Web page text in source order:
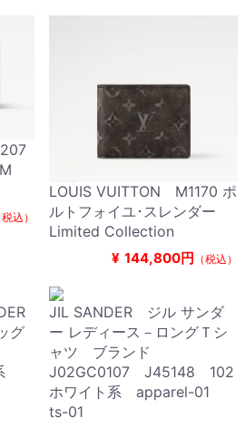
税込）
LOUIS VUITTON M1170 ポ
ルトフォイユ･スレンダー
Limited Collection
¥ 144,800円 （税込）
グ
JIL SANDER ジル サンダ
ー レディース－ロングＴシ
ャツ ブランド
J02GC0107 J45148 102
ホワイト系 apparel-01
ts-01